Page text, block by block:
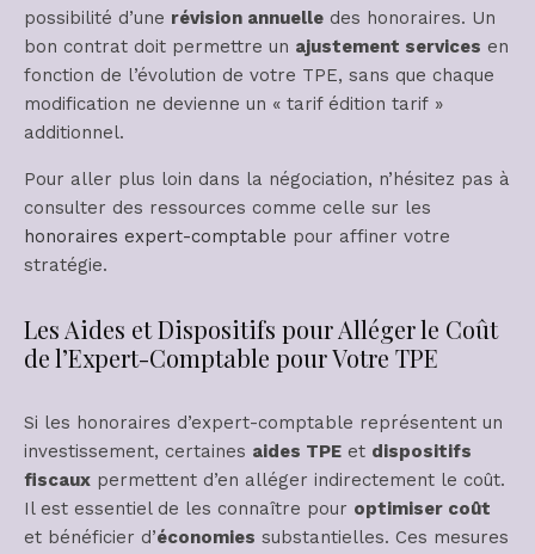
possibilité d’une révision annuelle des honoraires. Un
bon contrat doit permettre un ajustement services en
fonction de l’évolution de votre TPE, sans que chaque
modification ne devienne un « tarif édition tarif »
additionnel.
Pour aller plus loin dans la négociation, n’hésitez pas à
consulter des ressources comme celle sur les
honoraires expert-comptable pour affiner votre
stratégie.
Les Aides et Dispositifs pour Alléger le Coût
de l’Expert-Comptable pour Votre TPE
Si les honoraires d’expert-comptable représentent un
investissement, certaines aides TPE et dispositifs
fiscaux permettent d’en alléger indirectement le coût.
Il est essentiel de les connaître pour optimiser coût
et bénéficier d’économies substantielles. Ces mesures